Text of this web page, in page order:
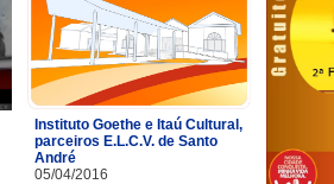
Instituto Goethe e Itaú Cultural,
parceiros E.L.C.V. de Santo
André
05/04/2016